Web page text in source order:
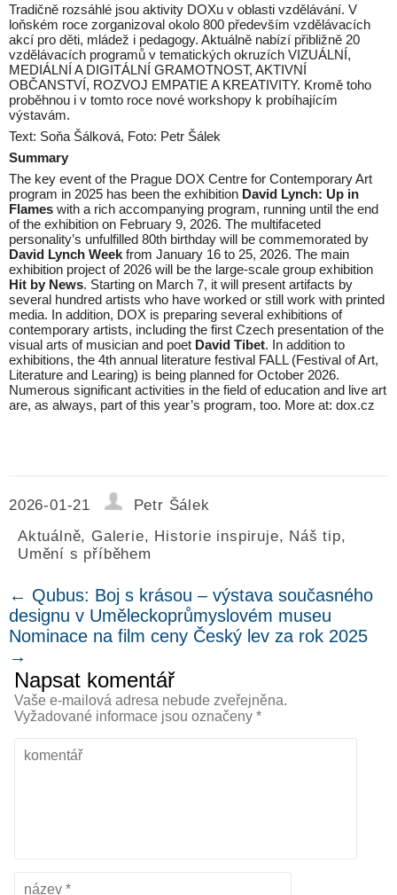
Tradičně rozsáhlé jsou aktivity DOXu v oblasti vzdělávání. V
loňském roce zorganizoval okolo 800 především vzdělávacích
akcí pro děti, mládež i pedagogy. Aktuálně nabízí přibližně 20
vzdělávacích programů v tematických okruzích VIZUÁLNÍ,
MEDIÁLNÍ A DIGITÁLNÍ GRAMOTNOST, AKTIVNÍ
OBČANSTVÍ, ROZVOJ EMPATIE A KREATIVITY. Kromě toho
proběhnou i v tomto roce nové workshopy k probíhajícím
výstavám.
Text: Soňa Šálková, Foto: Petr Šálek
Summary
The key event of the Prague DOX Centre for Contemporary Art
program in 2025 has been the exhibition David Lynch: Up in
Flames with a rich accompanying program, running until the end
of the exhibition on February 9, 2026. The multifaceted
personality’s unfulfilled 80th birthday will be commemorated by
David Lynch Week from January 16 to 25, 2026. The main
exhibition project of 2026 will be the large-scale group exhibition
Hit by News. Starting on March 7, it will present artifacts by
several hundred artists who have worked or still work with printed
media. In addition, DOX is preparing several exhibitions of
contemporary artists, including the first Czech presentation of the
visual arts of musician and poet David Tibet. In addition to
exhibitions, the 4th annual literature festival FALL (Festival of Art,
Literature and Learing) is being planned for October 2026.
Numerous significant activities in the field of education and live art
are, as always, part of this year’s program, too. More at: dox.cz
2026-01-21
Petr Šálek
Aktuálně, Galerie, Historie inspiruje, Náš tip,
Umění s příběhem
← Qubus: Boj s krásou – výstava současného
designu v Uměleckoprůmyslovém museu
Nominace na film ceny Český lev za rok 2025
→
Napsat komentář
Vaše e-mailová adresa nebude zveřejněna.
Vyžadované informace jsou označeny *